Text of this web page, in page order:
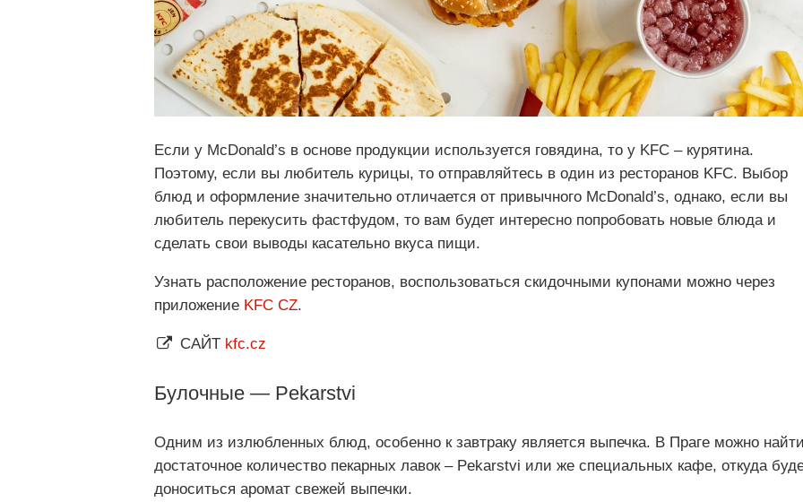
Если у McDonald’s в основе продукции используется говядина, то у KFC – курятина.
Поэтому, если вы любитель курицы, то отправляйтесь в один из ресторанов KFC. Выбор
блюд и оформление значительно отличается от привычного McDonald’s, однако, если вы
любитель перекусить фастфудом, то вам будет интересно попробовать новые блюда и
сделать свои выводы касательно вкуса пищи.
Узнать расположение ресторанов, воспользоваться скидочными купонами можно через
приложение KFC CZ.
САЙТ kfc.cz
Булочные — Pekarstvi
Одним из излюбленных блюд, особенно к завтраку является выпечка. В Праге можно
достаточное количество пекарных лавок – Pekarstvi или же специальных кафе, откуда
доноситься аромат свежей выпечки.